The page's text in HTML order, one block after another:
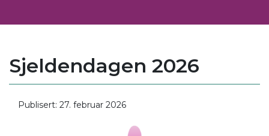
Sjeldendagen 2026
Publisert: 27. februar 2026